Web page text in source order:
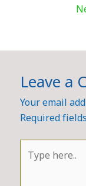
Leave a
Your email
Required
here..